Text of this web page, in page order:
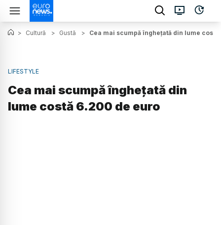
> Cultură > Gustă > Cea mai scumpă înghețată din lume
LIFESTYLE
Cea mai scumpă înghețată din
lume costă 6.200 de euro